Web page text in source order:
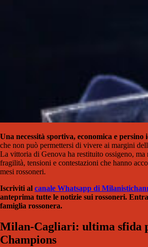
Una necessità sportiva, economica e persino
che non può permettersi di vivere ai margini
La vittoria di Genova ha restituito ossigeno, ma
fragilità, tensioni e contestazioni che hanno
mesi rossoneri.
Iscriviti al canale Whatsapp di
anteprima tutte le notizie sui rossoneri.
famiglia rossonera.
Milan-Cagliari: ultima sfida
Champions